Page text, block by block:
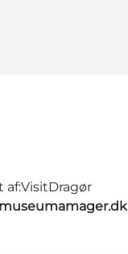
af:VisitDragør